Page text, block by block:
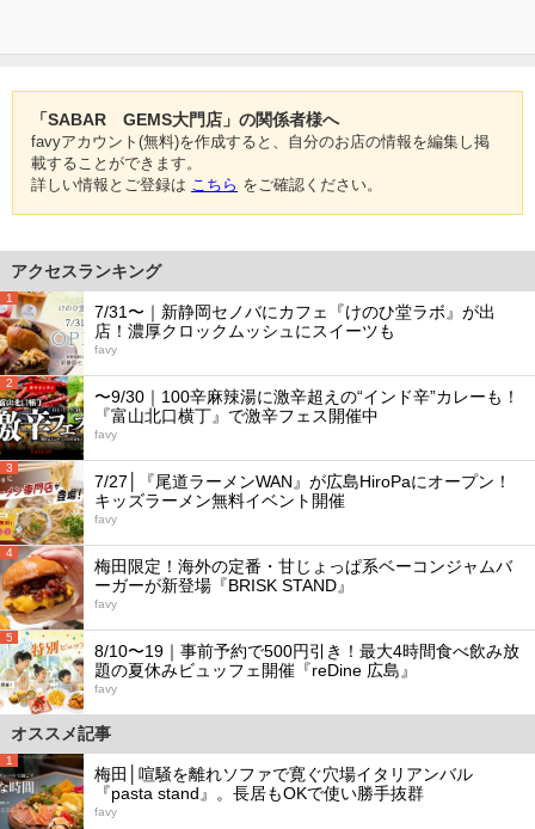
「SABAR GEMS大門店」の関係者様へ
favyアカウント(無料)を作成すると、自分のお店の情報を編集し掲
載することができます。
詳しい情報とご登録は こちら をご確認ください。
アクセスランキング
1
7/31〜｜新静岡セノバにカフェ『けのひ堂ラボ』が出
店！濃厚クロックムッシュにスイーツも
favy
2
〜9/30｜100辛麻辣湯に激辛超えの“インド辛”カレーも！
『富山北口横丁』で激辛フェス開催中
favy
3
7/27│『尾道ラーメンWAN』が広島HiroPaにオープン！
キッズラーメン無料イベント開催
favy
4
梅田限定！海外の定番・甘じょっぱ系ベーコンジャムバ
ーガーが新登場『BRISK STAND』
favy
5
8/10〜19｜事前予約で500円引き！最大4時間食べ飲み放
題の夏休みビュッフェ開催『reDine 広島』
favy
オススメ記事
1
梅田│喧騒を離れソファで寛ぐ穴場イタリアンバル
『pasta stand』。長居もOKで使い勝手抜群
favy